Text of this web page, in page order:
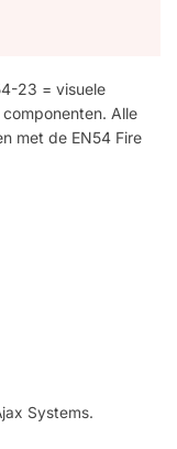
23 = visuele
Alle
met de EN54 Fire
Systems.